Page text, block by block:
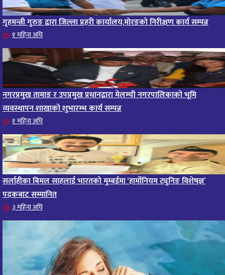
गृहमन्त्री गुरुङ द्वारा जिल्ला प्रहरी कार्यालय,मोरङको निरीक्षण कार्य सम्पन्न
१ महिना अघि
नगरप्रमुख तामाङ र उपप्रमुख प्रधानद्वारा मेलम्ची नगरपालिकाको भूमि
व्यवस्थापन शाखाको शुभारम्भ कार्य सम्पन्न
१ महिना अघि
सर्लाहीका बिमल साहलाई भारतको मुम्बईमा ‘हार्मोनियम ट्युनिङ विशेषज्ञ’
पदकबाट सम्मानित
३ महिना अघि